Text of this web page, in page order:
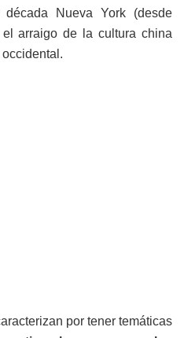
Nueva York (desde
arraigo de la cultura china
por tener temáticas